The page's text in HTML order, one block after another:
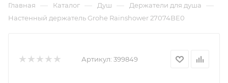
Главная — Каталог — Душ — Держатели для душа —
Настенный держатель Grohe Rainshower 27074BE0
Артикул: 399849